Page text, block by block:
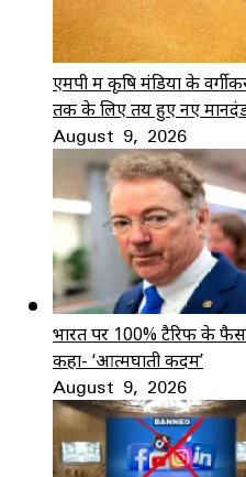
एमपी में कृषि मंडियों के
तक के लिए तय हुए नए
August 9, 2026
भारत पर 100% टैरिफ के
कहा- ‘आत्मघाती कदम’
August 9, 2026